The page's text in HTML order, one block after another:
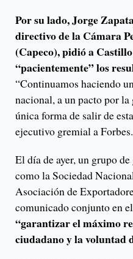
Por su lado, Jorge
directivo de la Cámara
(Capeco), pidió a
“pacientemente” los
“Continuamos haciendo
nacional, a un pacto por
única forma de salir de
ejecutivo gremial a Forbes.
El día de ayer, un grupo
como la Sociedad
Asociación de
comunicado conjunto en
“garantizar el máximo
ciudadano y la voluntad